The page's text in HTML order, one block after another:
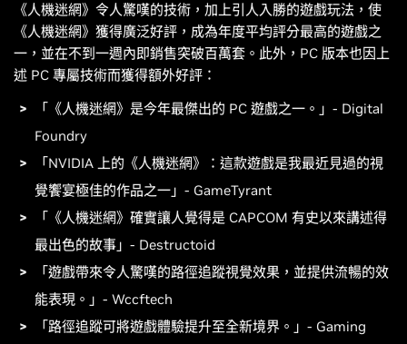
《人機迷網》令人驚嘆的技術，加上引人入勝的遊戲玩法，使
《人機迷網》獲得廣泛好評，成為年度平均評分最高的遊戲之
一，並在不到一週內即銷售突破百萬套。此外，PC 版本也因上
述 PC 專屬技術而獲得額外好評：
「《人機迷網》是今年最傑出的 PC 遊戲之一。」- Digital
Foundry
「NVIDIA 上的《人機迷網》：這款遊戲是我最近見過的視
覺饗宴極佳的作品之一」- GameTyrant
「《人機迷網》確實讓人覺得是 CAPCOM 有史以來講述得
最出色的故事」- Destructoid
「遊戲帶來令人驚嘆的路徑追蹤視覺效果，並提供流暢的效
能表現。」- Wccftech
「路徑追蹤可將遊戲體驗提升至全新境界。」- Gaming